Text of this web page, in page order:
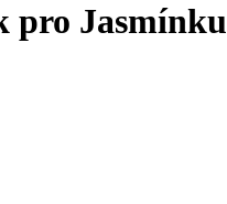
pro Jasmínku